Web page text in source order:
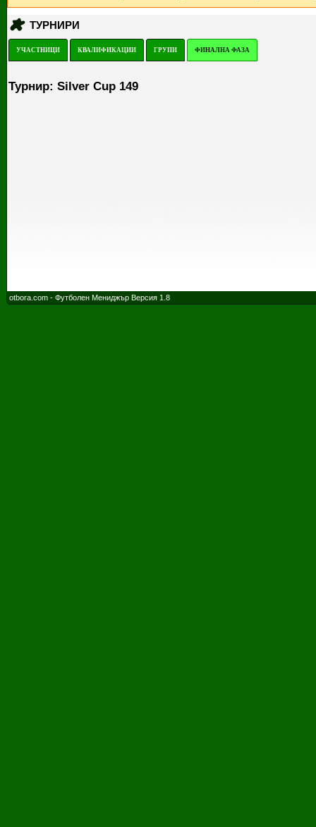
ТУРНИРИ
УЧАСТНИЦИ КВАЛИФИКАЦИИ ГРУПИ ФИНАЛНА ФАЗА
Турнир: Silver Cup 149
otbora.com - Футболен Мениджър Версия 1.8